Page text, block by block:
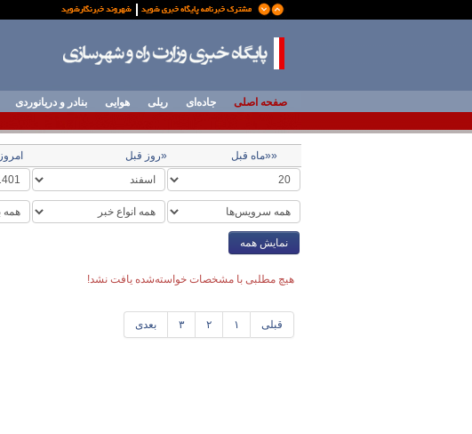
صفحه اصلی جاده‌ای ریلی هوایی بنادر و دریانوردی
««ماه قبل «روز قبل امروز
نمایش همه
هیچ مطلبی با مشخصات خواسته‌شده یافت نشد!
قبلی ۱ ۲ ۳ بعدی